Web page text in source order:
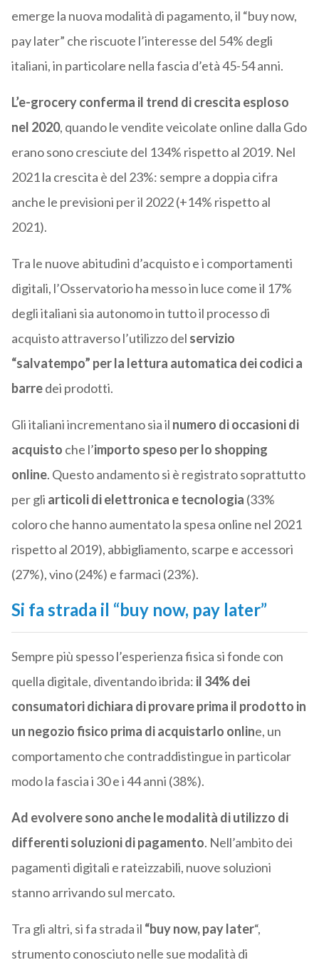
emerge la nuova modalità di pagamento, il “buy now,
pay later” che riscuote l’interesse del 54% degli
italiani, in particolare nella fascia d’età 45-54 anni.
L’e-grocery conferma il trend di crescita esploso
nel 2020, quando le vendite veicolate online dalla Gdo
erano sono cresciute del 134% rispetto al 2019. Nel
2021 la crescita è del 23%: sempre a doppia cifra
anche le previsioni per il 2022 (+14% rispetto al
2021).
Tra le nuove abitudini d’acquisto e i comportamenti
digitali, l’Osservatorio ha messo in luce come il 17%
degli italiani sia autonomo in tutto il processo di
acquisto attraverso l’utilizzo del servizio
“salvatempo” per la lettura automatica dei codici a
barredei prodotti.
Gli italiani incrementano sia il numero di occasioni di
acquisto che l’importo speso per lo shopping
online. Questo andamento si è registrato soprattutto
per gli articoli di elettronica e tecnologia (33%
coloro che hanno aumentato la spesa online nel 2021
rispetto al 2019), abbigliamento, scarpe e accessori
(27%), vino (24%) e farmaci (23%).
Si fa strada il “buy now, pay later”
Sempre più spesso l’esperienza fisica si fonde con
quella digitale, diventando ibrida: il 34% dei
consumatori dichiara di provare prima il prodotto in
un negozio fisico prima di acquistarlo online, un
comportamento che contraddistingue in particolar
modo la fascia i 30 e i 44 anni (38%).
Ad evolvere sono anche le modalità di utilizzo di
differenti soluzioni di pagamento. Nell’ambito dei
pagamenti digitali e rateizzabili, nuove soluzioni
stanno arrivando sul mercato.
Tra gli altri, si fa strada il “buy now, pay later“,
strumento conosciuto nelle sue modalità di